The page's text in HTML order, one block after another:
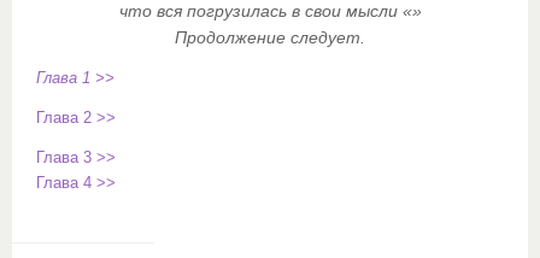
что вся погрузилась в свои мысли «»
Продолжение следует.
Глава 1 >>
Глава 2 >>
Глава 3 >>
Глава 4 >>